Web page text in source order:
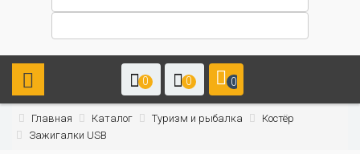
0 0 0
Главная Каталог Туризм и рыбалка
Костёр
Зажигалки USB